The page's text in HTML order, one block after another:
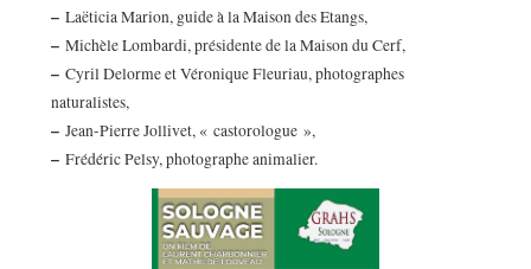
–Laëticia Marion, guide à la Maison des Etangs,
–Michèle Lombardi, présidente de la Maison du Cerf,
–Cyril Delorme et Véronique Fleuriau, photographes
naturalistes,
–Jean-Pierre Jollivet, « castorologue »,
–Frédéric Pelsy, photographe animalier.